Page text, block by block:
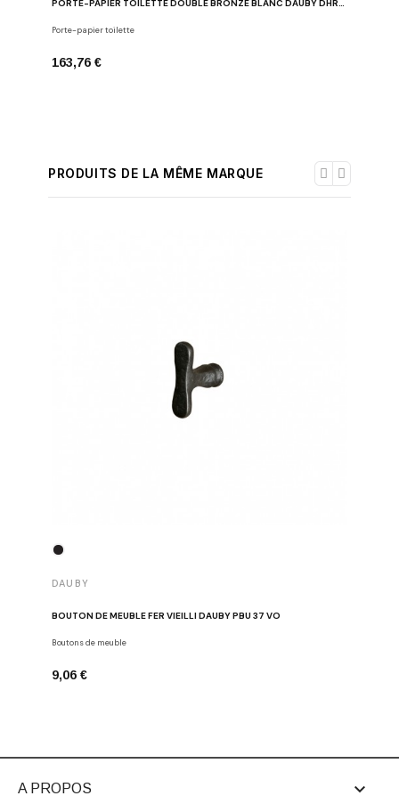
PORTE-PAPIER TOILETTE DOUBLE BRONZE BLANC DAUBY DHR350
Porte-papier toilette
163,76 €
PRODUITS DE LA MÊME MARQUE
DAUBY
BOUTON DE MEUBLE FER VIEILLI DAUBY PBU 37 VO
Boutons de meuble
9,06 €
A PROPOS 